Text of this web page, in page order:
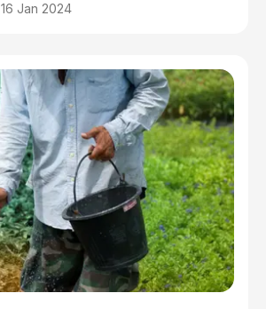
16 Jan 2024